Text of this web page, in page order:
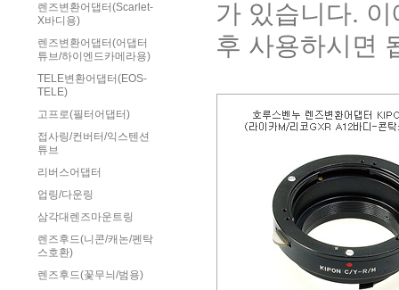
렌즈변환어댑터(Scarlet-
X바디용)
렌즈변환어댑터(어댑터
튜브/하이엔드카메라용)
TELE변환어댑터(EOS-
TELE)
고프로(필터어댑터)
접사링/컨버터/익스텐션
튜브
리버스어댑터
업링/다운링
삼각대렌즈마운트링
렌즈후드(니콘/캐논/펜탁
스호환)
렌즈후드(꽃무늬/범용)
가 있습니다.
후 사용하시면